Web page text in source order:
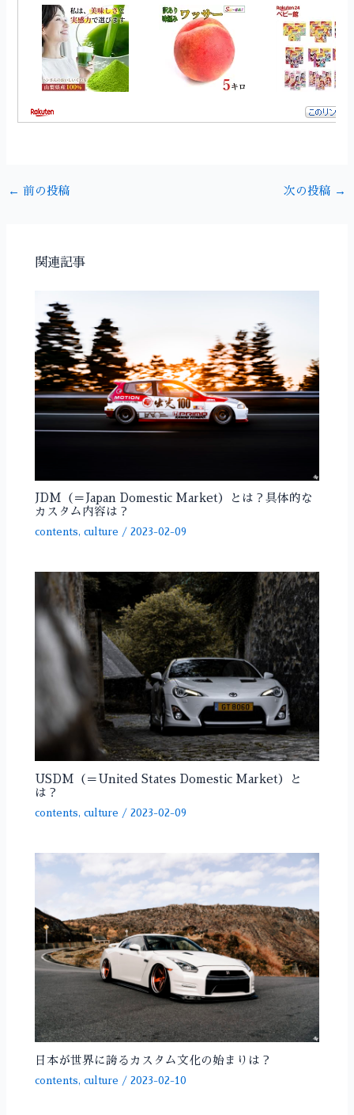
← 前の投稿 次の投稿 →
関連記事
JDM（＝Japan Domestic Market）とは？具体的な
カスタム内容は？
contents,culture /2023-02-09
USDM（＝United States Domestic Market）と
は？
contents,culture /2023-02-09
日本が世界に誇るカスタム文化の始まりは？
contents,culture /2023-02-10